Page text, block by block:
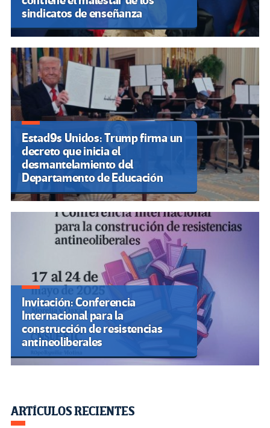
sindicatos de enseñanza
Estad9s Unidos: Trump firma un
decreto que inicia el
desmantelamiento del
Departamento de Educación
Invitación: Conferencia
Internacional para la
construcción de resistencias
antineoliberales
ARTÍCULOS RECIENTES